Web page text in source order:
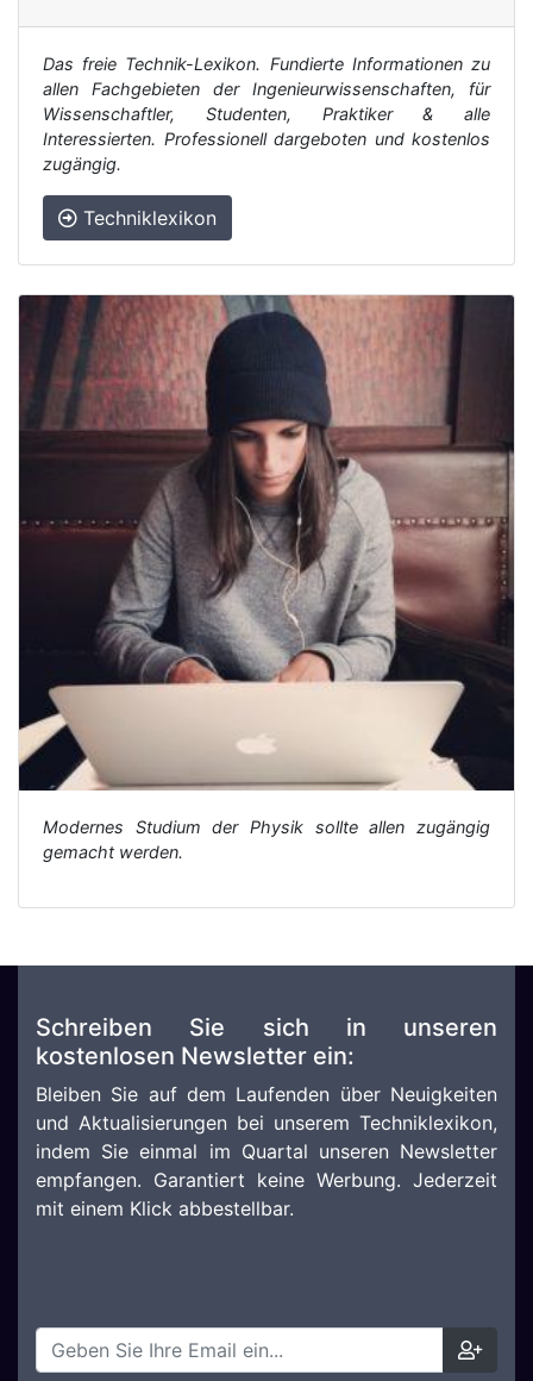
Das freie Technik-Lexikon. Fundierte Informationen zu
allen Fachgebieten der Ingenieurwissenschaften, für
Wissenschaftler, Studenten, Praktiker & alle
Interessierten. Professionell dargeboten und kostenlos
zugängig.
Techniklexikon
Modernes Studium der Physik sollte allen zugängig
gemacht werden.
Schreiben Sie sich in unseren
kostenlosen Newsletter ein:
Bleiben Sie auf dem Laufenden über Neuigkeiten
und Aktualisierungen bei unserem Techniklexikon,
indem Sie einmal im Quartal unseren Newsletter
empfangen. Garantiert keine Werbung. Jederzeit
mit einem Klick abbestellbar.